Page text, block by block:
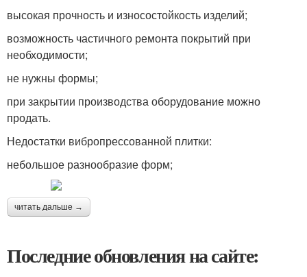
высокая прочность и износостойкость изделий;
возможность частичного ремонта покрытий при
необходимости;
не нужны формы;
при закрытии производства оборудование можно
продать.
Недостатки вибропрессованной плитки:
небольшое разнообразие форм;
читать дальше →
Последние обновления на сайте: